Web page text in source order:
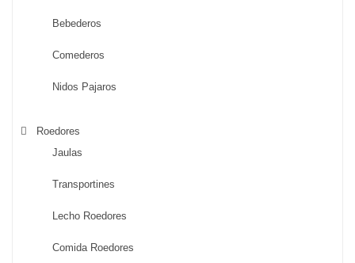
Bebederos
Comederos
Nidos Pajaros
Roedores
Jaulas
Transportines
Lecho Roedores
Comida Roedores